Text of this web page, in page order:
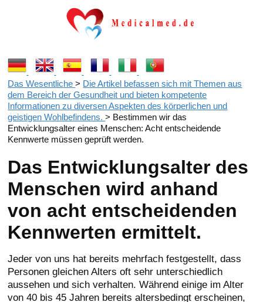
Das Wesentliche> Die Artikel befassen sich mit Themen aus
dem Bereich der Gesundheit und bieten kompetente
Informationen zu diversen Aspekten des körperlichen und
geistigen Wohlbefindens.> Bestimmen wir das
Entwicklungsalter eines Menschen: Acht entscheidende
Kennwerte müssen geprüft werden.
Das Entwicklungsalter des
Menschen wird anhand
von acht entscheidenden
Kennwerten ermittelt.
Jeder von uns hat bereits mehrfach festgestellt, dass
Personen gleichen Alters oft sehr unterschiedlich
aussehen und sich verhalten. Während einige im Alter
von 40 bis 45 Jahren bereits altersbedingt erscheinen,